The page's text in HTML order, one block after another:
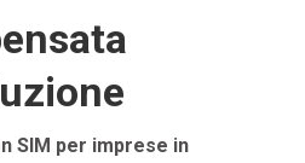
SIM per imprese in